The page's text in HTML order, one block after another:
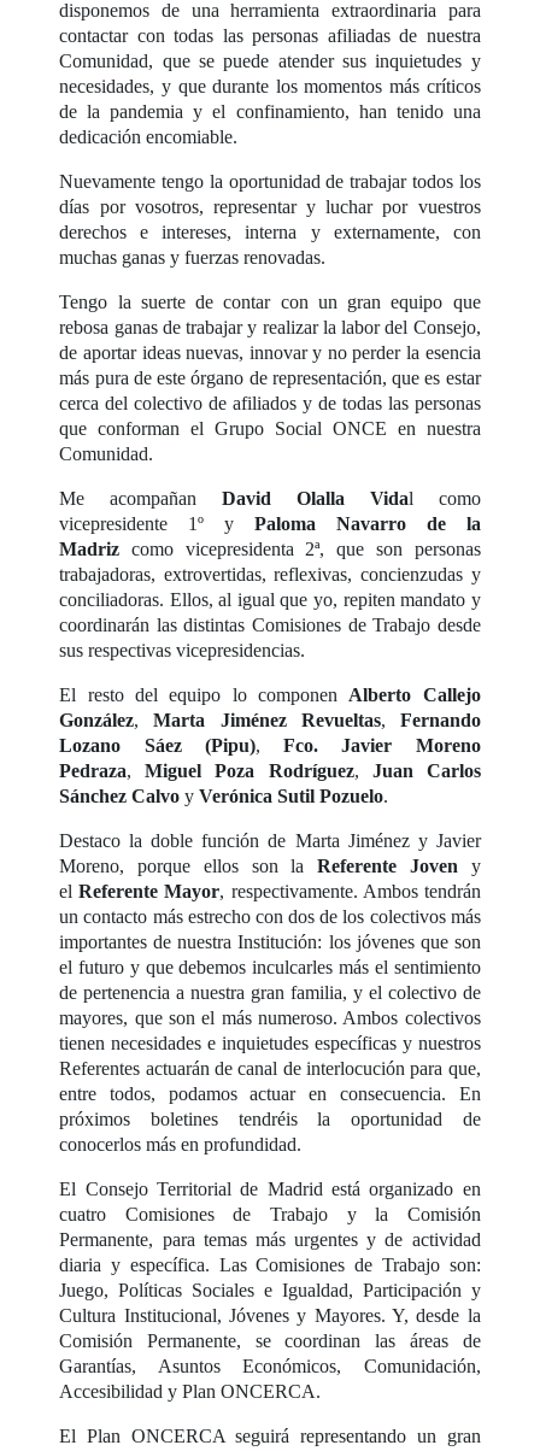
disponemos de una herramienta extraordinaria para
contactar con todas las personas afiliadas de nuestra
Comunidad, que se puede atender sus inquietudes y
necesidades, y que durante los momentos más críticos
de la pandemia y el confinamiento, han tenido una
dedicación encomiable.
Nuevamente tengo la oportunidad de trabajar todos los
días por vosotros, representar y luchar por vuestros
derechos e intereses, interna y externamente, con
muchas ganas y fuerzas renovadas.
Tengo la suerte de contar con un gran equipo que
rebosa ganas de trabajar y realizar la labor del Consejo,
de aportar ideas nuevas, innovar y no perder la esencia
más pura de este órgano de representación, que es estar
cerca del colectivo de afiliados y de todas las personas
que conforman el Grupo Social ONCE en nuestra
Comunidad.
Me acompañanDavid Olalla Vidal como
vicepresidente 1º y Paloma Navarro de la
Madriz como vicepresidenta 2ª, que son personas
trabajadoras, extrovertidas, reflexivas, concienzudas y
conciliadoras. Ellos, al igual que yo, repiten mandato y
coordinarán las distintas Comisiones de Trabajo desde
sus respectivas vicepresidencias.
El resto del equipo lo componen Alberto Callejo
González,Marta Jiménez Revueltas, Fernando
Lozano Sáez (Pipu),Fco. Javier Moreno
Pedraza,Miguel Poza Rodríguez, Juan Carlos
Sánchez Calvo yVerónica Sutil Pozuelo.
Destaco la doble función de Marta Jiménez y Javier
Moreno, porque ellos son laReferente Joven y
elReferente Mayor, respectivamente. Ambos tendrán
un contacto más estrecho con dos de los colectivos más
importantes de nuestra Institución: los jóvenes que son
el futuro y que debemos inculcarles más el sentimiento
de pertenencia a nuestra gran familia, y el colectivo de
mayores, que son el más numeroso. Ambos colectivos
tienen necesidades e inquietudes específicas y nuestros
Referentes actuarán de canal de interlocución para que,
entre todos, podamos actuar en consecuencia. En
próximos boletines tendréis la oportunidad de
conocerlos más en profundidad.
El Consejo Territorial de Madrid está organizado en
cuatro Comisiones de Trabajo y la Comisión
Permanente, para temas más urgentes y de actividad
diaria y específica. Las Comisiones de Trabajo son:
Juego, Políticas Sociales e Igualdad, Participación y
Cultura Institucional, Jóvenes y Mayores. Y, desde la
Comisión Permanente, se coordinan las áreas de
Garantías, Asuntos Económicos, Comunidación,
Accesibilidad y Plan ONCERCA.
El Plan ONCERCA seguirá representando un gran